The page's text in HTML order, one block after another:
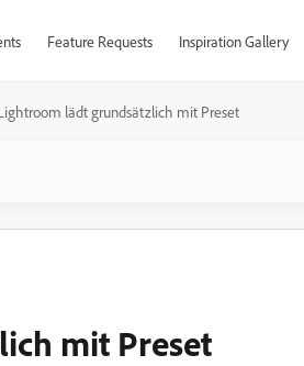
Feature Requests Inspiration Gallery
lädt grundsätzlich mit Preset
mit Preset